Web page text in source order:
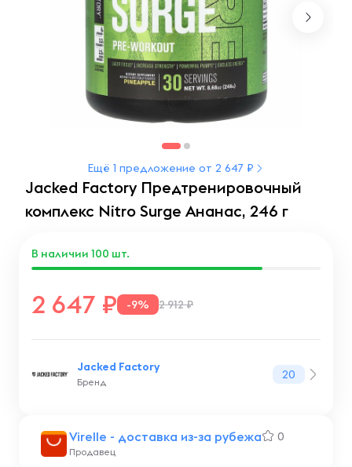
Ещё 1 предложение от 2 647 ₽
Jacked Factory Предтренировочный
комплекс Nitro Surge Ананас, 246 г
Virelle - доставка из-за рубежа 0
Продавец
2 647 -9% 2 912 ₽
В наличии 100 шт.
Jacked Factory
Бренд
20